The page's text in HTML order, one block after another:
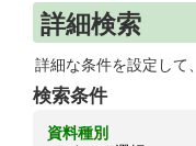
詳細検索
詳細な条件を設定して
検索条件
資料種別